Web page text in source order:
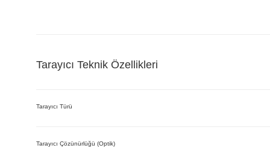
Tarayıcı Teknik Özellikleri
Tarayıcı Türü
Tarayıcı Çözünürlüğü (Optik)